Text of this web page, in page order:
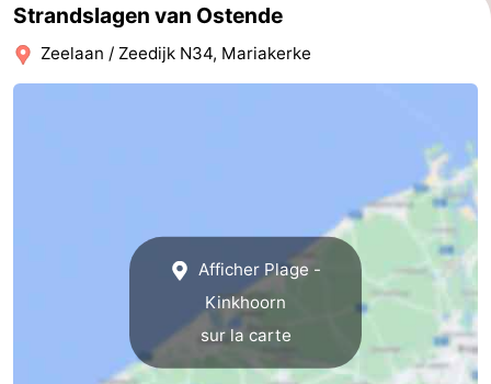
Oostduinkerke
-
Koksijde
-
Strandslagen van Ostende
Zeelaan / Zeedijk N34, Mariakerke
Afficher Plage -
Kinkhoorn
sur la carte